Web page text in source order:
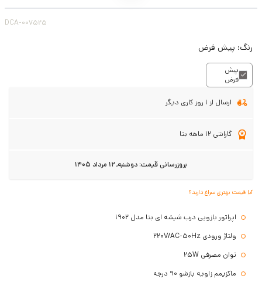
DCA-007525
رنگ: پیش فرض
پیش
فرض
ارسال از 1 روز کاری دیگر
گارانتی 12 ماهه بتا
بروزرسانی قیمت: دوشنبه, 12 مرداد 1405
آیا قیمت بهتری سراغ دارید؟
اپراتور بازویی درب شیشه ای بتا مدل 1902
ولتاژ ورودی 220V/AC-50Hz
توان مصرفی 25W
ماکزیمم زاویه بازشو 90 درجه